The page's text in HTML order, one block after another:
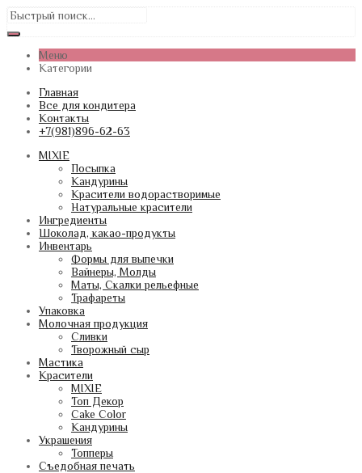
Меню
Категории
Главная
Все для кондитера
Контакты
+7(981)896-62-63
MIXIE
Посыпка
Кандурины
Красители водорастворимые
Натуральные красители
Ингредиенты
Шоколад, какао-продукты
Инвентарь
Формы для выпечки
Вайнеры, Молды
Маты, Скалки рельефные
Трафареты
Упаковка
Молочная продукция
Сливки
Творожный сыр
Мастика
Красители
MIXIE
Топ Декор
Cake Color
Кандурины
Украшения
Топперы
Съедобная печать